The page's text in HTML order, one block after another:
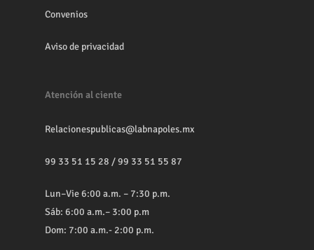
Convenios
Aviso de privacidad
Atención al ciente
Relacionespublicas@labnapoles.mx
99 33 51 15 28 /99 33 51 55 87
Lun–Vie 6:00 a.m. – 7:30 p.m.
Sáb: 6:00 a.m.– 3:00 p.m
Dom: 7:00 a.m.- 2:00 p.m.